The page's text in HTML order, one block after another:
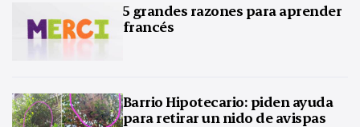
5 grandes razones para aprender
francés
Barrio Hipotecario: piden ayuda
para retirar un nido de avispas